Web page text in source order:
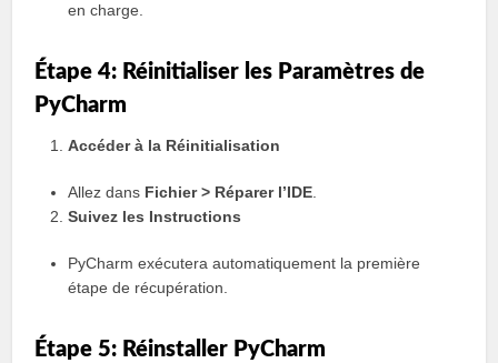
en charge.
Étape 4: Réinitialiser les Paramètres de
PyCharm
Accéder à la Réinitialisation
Allez dans Fichier > Réparer l’IDE
Suivez les Instructions
PyCharm exécutera automatiquement la première
étape de récupération.
Étape 5: Réinstaller PyCharm